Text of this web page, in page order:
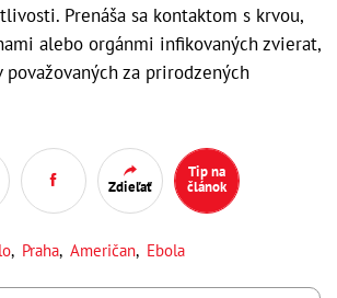
Prenáša sa kontaktom s krvou,
alebo orgánmi infikovaných zvierat,
za prirodzených
Zdieľať
Tip na
článok
, Praha, Američan, Ebola